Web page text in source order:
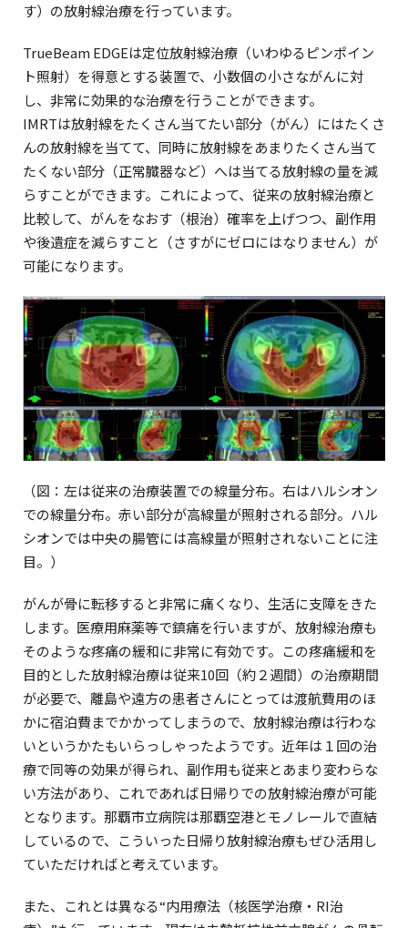
す）の放射線治療を行っています。
TrueBeam EDGEは定位放射線治療（いわゆるピンポイン
ト照射）を得意とする装置で、小数個の小さながんに対
し、非常に効果的な治療を行うことができます。
IMRTは放射線をたくさん当てたい部分（がん）にはたくさ
んの放射線を当てて、同時に放射線をあまりたくさん当て
たくない部分（正常臓器など）へは当てる放射線の量を減
らすことができます。これによって、従来の放射線治療と
比較して、がんをなおす（根治）確率を上げつつ、副作用
や後遺症を減らすこと（さすがにゼロにはなりません）が
可能になります。
（図：左は従来の治療装置での線量分布。右はハルシオン
での線量分布。赤い部分が高線量が照射される部分。ハル
シオンでは中央の腸管には高線量が照射されないことに注
目。）
がんが骨に転移すると非常に痛くなり、生活に支障をきた
します。医療用麻薬等で鎮痛を行いますが、放射線治療も
そのような疼痛の緩和に非常に有効です。この疼痛緩和を
目的とした放射線治療は従来10回（約２週間）の治療期間
が必要で、離島や遠方の患者さんにとっては渡航費用のほ
かに宿泊費までかかってしまうので、放射線治療は行わな
いというかたもいらっしゃったようです。近年は１回の治
療で同等の効果が得られ、副作用も従来とあまり変わらな
い方法があり、これであれば日帰りでの放射線治療が可能
となります。那覇市立病院は那覇空港とモノレールで直結
しているので、こういった日帰り放射線治療もぜひ活用し
ていただければと考えています。
また、これとは異なる“内用療法（核医学治療・RI治